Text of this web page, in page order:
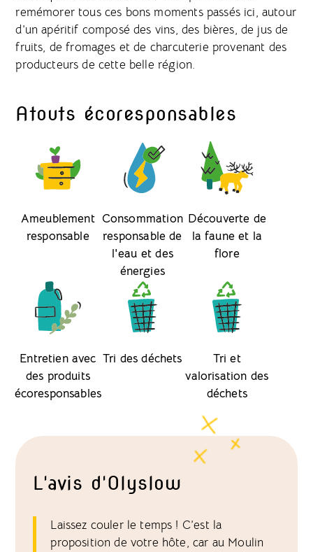
remémorer tous ces bons moments passés ici, autour
d’un apéritif composé des vins, des bières, de jus de
fruits, de fromages et de charcuterie provenant des
producteurs de cette belle région.
Atouts écoresponsables
Ameublement
responsable
Consommation
responsable de
l'eau et des
énergies
Découverte de
la faune et la
flore
Entretien avec
des produits
écoresponsables
Tri des déchets
Tri et
valorisation des
déchets
L'avis d'Olyslow
Laissez couler le temps ! C’est la
proposition de votre hôte, car au Moulin